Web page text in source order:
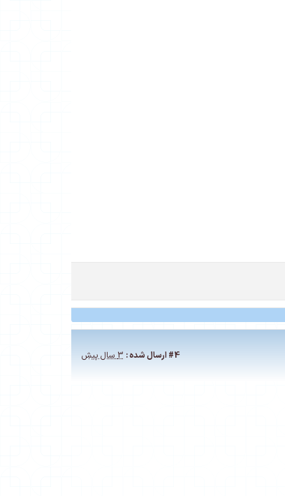
#4 ارسال شده : 3 سال پیش